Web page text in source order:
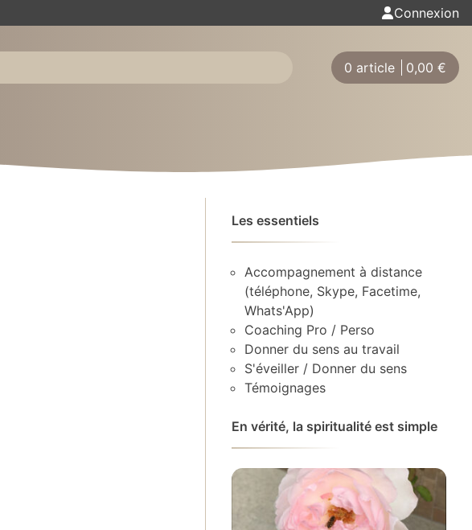
Connexion
0 article 0,00 €
Les essentiels
Accompagnement à distance
(téléphone, Skype, Facetime,
Whats'App)
Coaching Pro / Perso
Donner du sens au travail
S'éveiller / Donner du sens
Témoignages
En vérité, la spiritualité est simple